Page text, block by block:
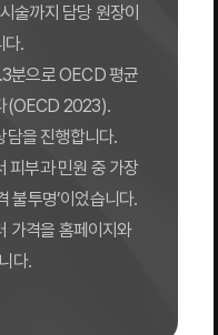
술까지 담당 원장이
다.
분으로 OECD 평균
(OECD 2023).
담을 진행합니다.
피부과 민원 중 가장
불투명’이었습니다.
가격을 홈페이지와
다.